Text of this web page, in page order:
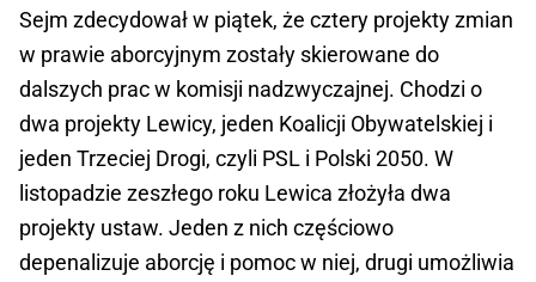
Sejm zdecydował w piątek, że cztery projekty zmian
w prawie aborcyjnym zostały skierowane do
dalszych prac w komisji nadzwyczajnej. Chodzi o
dwa projekty Lewicy, jeden Koalicji Obywatelskiej i
jeden Trzeciej Drogi, czyli PSL i Polski 2050. W
listopadzie zeszłego roku Lewica złożyła dwa
projekty ustaw. Jeden z nich częściowo
depenalizuje aborcję i pomoc w niej, drugi umożliwia